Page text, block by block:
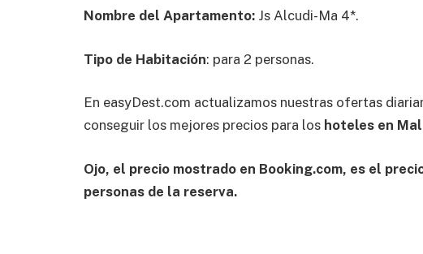
Nombre del Apartamento: Js Alcudi-Ma 4*.
Tipo de Habitación: para 2 personas.
En easyDest.com actualizamos nuestras ofertas
conseguir los mejores precios para los hoteles en
Ojo, el precio mostrado en Booking.com, es el
personas de la reserva.